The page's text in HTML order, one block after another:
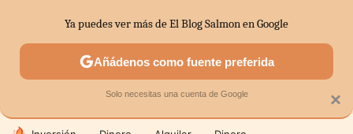
SECTORES ECONOMÍA DOMÉSTICA MERCADOS
×
Ya puedes ver más de El Blog Salmon en Google
Añádenos como fuente preferida
Solo necesitas una cuenta de Google